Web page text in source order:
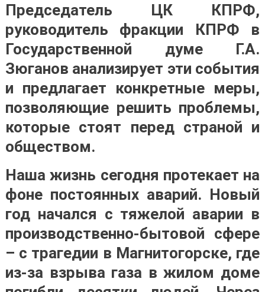
Председатель ЦК КПРФ,
руководитель фракции КПРФ в
Государственной думе Г.А.
Зюганов анализирует эти события
и предлагает конкретные меры,
позволяющие решить проблемы,
которые стоят перед страной и
обществом.
Наша жизнь сегодня протекает на
фоне постоянных аварий. Новый
год начался с тяжелой аварии в
производственно-бытовой сфере
– с трагедии в Магнитогорске, где
из-за взрыва газа в жилом доме